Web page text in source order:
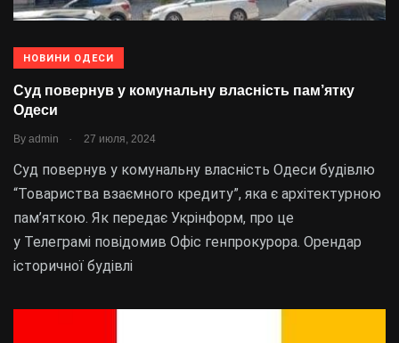
НОВИНИ ОДЕСИ
Суд повернув у комунальну власність пам’ятку
Одеси
By admin . 27 июля, 2024
Суд повернув у комунальну власність Одеси будівлю
“Товариства взаємного кредиту”, яка є архітектурною
пам’яткою. Як передає Укрінформ, про це
у Телеграмі повідомив Офіс генпрокурора. Орендар
історичної будівлі